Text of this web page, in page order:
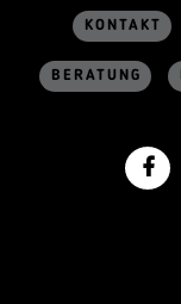
KONTAKT
BERATUNG